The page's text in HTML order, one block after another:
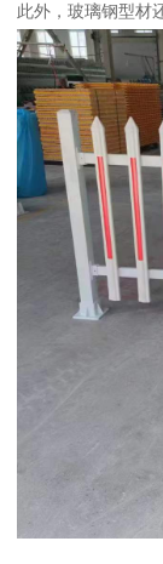
此外，玻璃钢型材